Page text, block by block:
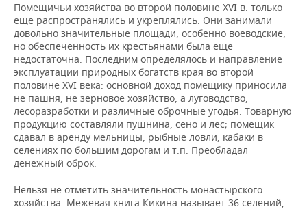
Помещичьи хозяйства во второй половине XVI в. только
еще распространялись и укреплялись. Они занимали
довольно значительные площади, особенно воеводские,
но обеспеченность их крестьянами была еще
недостаточна. Последним определялось и направление
эксплуатации природных богатств края во второй
половине XVI века: основной доход помещику приносила
не пашня, не зерновое хозяйство, а луговодство,
лесоразработки и различные оброчные угодья. Товарную
продукцию составляли пушнина, сено и лес; помещик
сдавал в аренду мельницы, рыбные ловли, кабаки в
селениях по большим дорогам и т.п. Преобладал
денежный оброк.
Нельзя не отметить значительность монастырского
хозяйства. Межевая книга Кикина называет 36 селений,